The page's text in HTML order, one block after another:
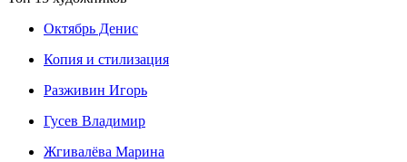
Октябрь Денис
Копия и стилизация
Разживин Игорь
Гусев Владимир
Жгивалёва Марина